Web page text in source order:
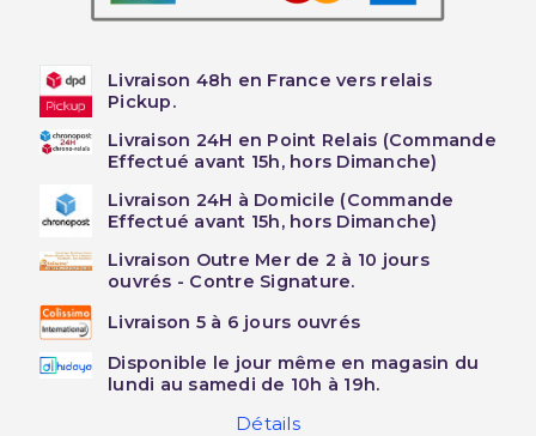
Livraison 48h en France vers relais
Pickup.
Livraison 24H en Point Relais (Commande
Effectué avant 15h, hors Dimanche)
Livraison 24H à Domicile (Commande
Effectué avant 15h, hors Dimanche)
Livraison Outre Mer de 2 à 10 jours
ouvrés - Contre Signature.
Livraison 5 à 6 jours ouvrés
Disponible le jour même en magasin du
lundi au samedi de 10h à 19h.
Détails